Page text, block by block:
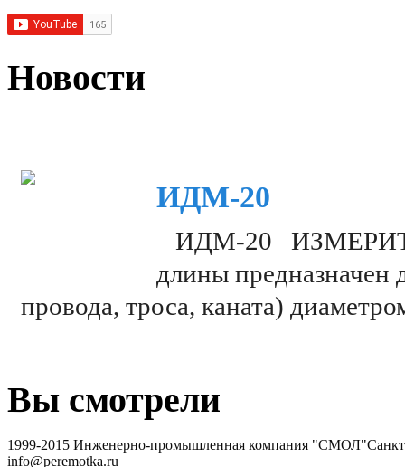
Новости
ИДМ-20
ИДМ-20
длины предназначен
провода, троса, каната)
Вы смотрели
1999-2015 Инженерно-промышленная компания "СМОЛ"
info@peremotka.ru